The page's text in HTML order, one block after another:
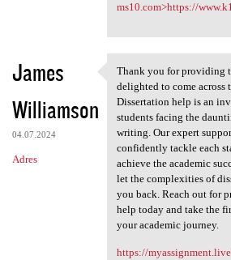
ms10.com>https://
James
Williamson
04.07.2024
Adres
Thank you for
Thank you for providing
delighted to come across
Dissertation help is an
students facing the
writing. Our expert
confidently tackle each
achieve the academic
let the complexities of
you back. Reach out for
help today and take the
your academic journey.
https://